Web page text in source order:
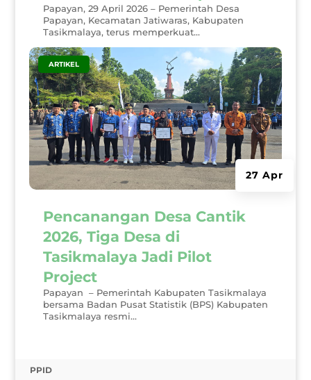
Papayan, 29 April 2026 – Pemerintah Desa
Papayan, Kecamatan Jatiwaras, Kabupaten
Tasikmalaya, terus memperkuat...
Pencanangan Desa Cantik
2026, Tiga Desa di
Tasikmalaya Jadi Pilot
Project
27 Apr
ARTIKEL
Papayan – Pemerintah Kabupaten Tasikmalaya
bersama Badan Pusat Statistik (BPS) Kabupaten
Tasikmalaya resmi...
PPID